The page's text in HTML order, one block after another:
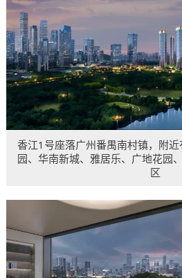
香江1号座落广州番禺南村镇，附
园、华南新城、雅居乐、广地花园
区